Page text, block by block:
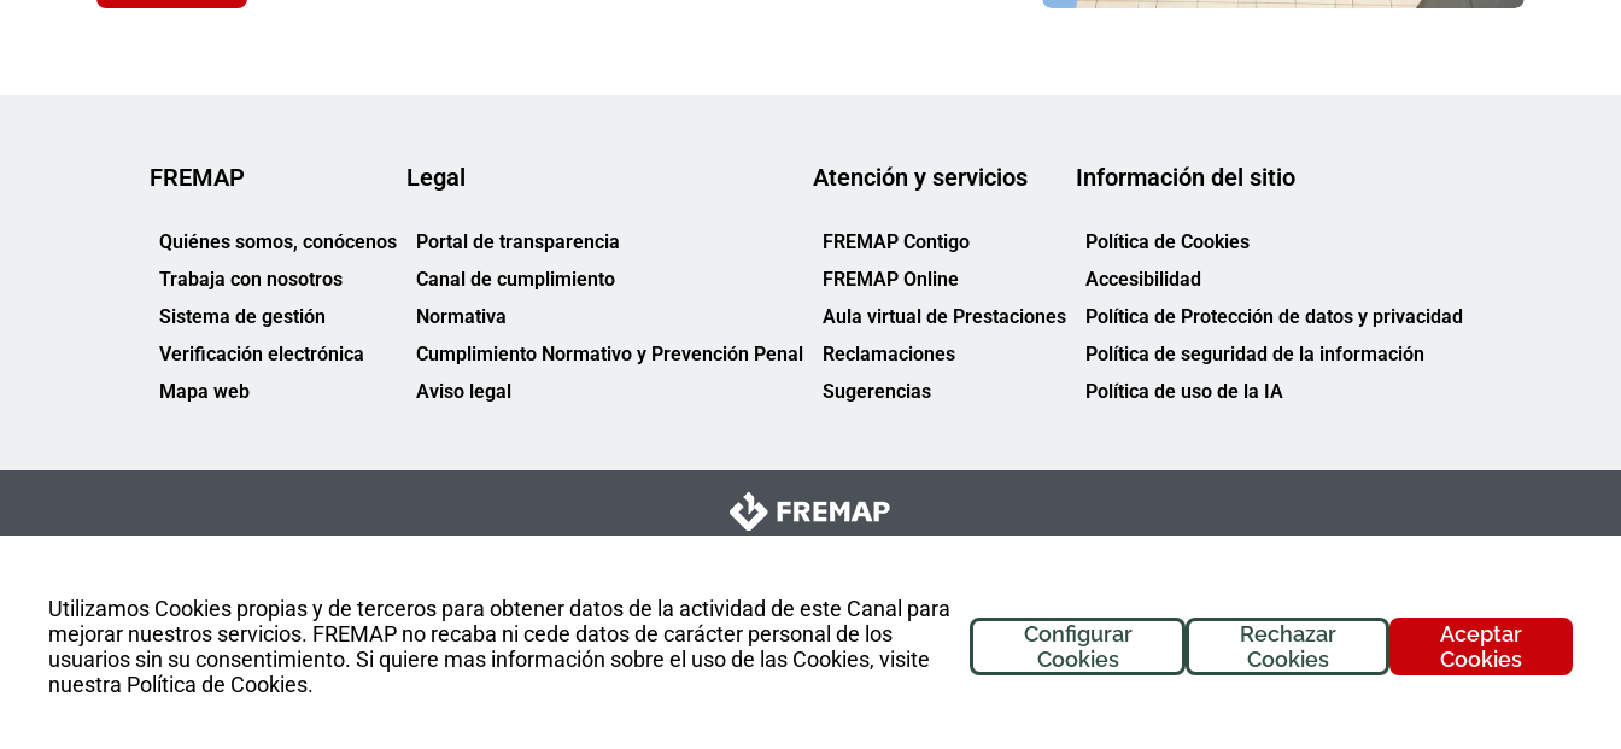
Utilizamos Cookies propias y de terceros para obtener datos de la actividad de este Canal para
mejorar nuestros servicios. FREMAP no recaba ni cede datos de carácter personal de los
usuarios sin su consentimiento. Si quiere mas información sobre el uso de las Cookies, visite
nuestra Política de Cookies.
Aceptar
Cookies
Rechazar
Cookies
Configurar
Cookies
¡Hola! Soy
, tu asistente de
FREMAP. ¿En qué puedo ayudarte
hoy?
FREMAP
Quiénes somos, conócenos
Trabaja con nosotros
Sistema de gestión
Verificación electrónica
Mapa web
Legal
Portal de transparencia
Canal de cumplimiento
Normativa
Cumplimiento Normativo y Prevención Penal
Aviso legal
Atención y servicios
FREMAP Contigo
FREMAP Online
Aula virtual de Prestaciones
Reclamaciones
Sugerencias
Información del sitio
Política de Cookies
Accesibilidad
Política de Protección de datos y privacidad
Política de seguridad de la información
Política de uso de la IA